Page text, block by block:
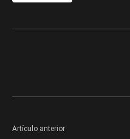
Artículo anterior